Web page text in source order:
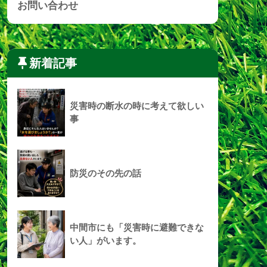
お問い合わせ
新着記事
災害時の断水の時に考えて欲しい
事
防災のその先の話
中間市にも「災害時に避難できな
い人」がいます。